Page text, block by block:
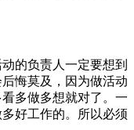
的负责人一定要想到
悔莫及，因为做活动
多做多想就对了。一
好工作的。所以必须